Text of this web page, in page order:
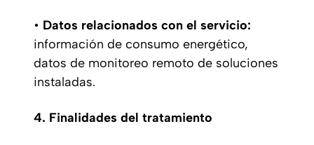
• Datos relacionados con el servicio:
información de consumo energético,
datos de monitoreo remoto de soluciones
instaladas.
4. Finalidades del tratamiento